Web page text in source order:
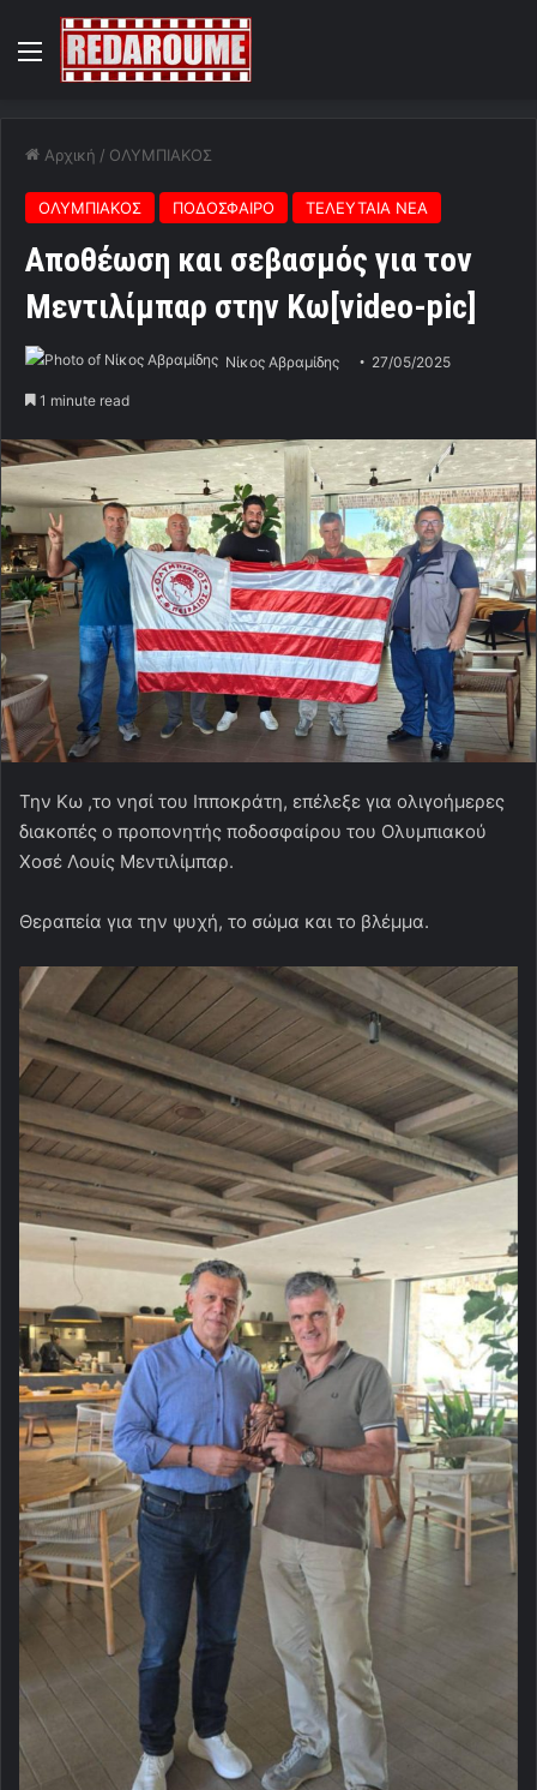
Menu
Αρχική / ΟΛΥΜΠΙΑΚΟΣ
ΟΛΥΜΠΙΑΚΟΣ ΠΟΔΟΣΦΑΙΡΟ ΤΕΛΕΥΤΑΙΑ ΝΕΑ
Αποθέωση και σεβασμός για τον
Μεντιλίμπαρ στην Κω[video-pic]
Νίκος Αβραμίδης 27/05/2025
1 minute read
Την Κω ,το νησί του Ιπποκράτη, επέλεξε για ολιγοήμερες
διακοπές ο προπονητής ποδοσφαίρου του Ολυμπιακού
Χοσέ Λουίς Μεντιλίμπαρ.
Θεραπεία για την ψυχή, το σώμα και το βλέμμα.